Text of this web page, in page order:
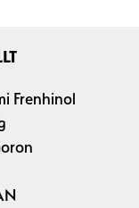
Frenhinol